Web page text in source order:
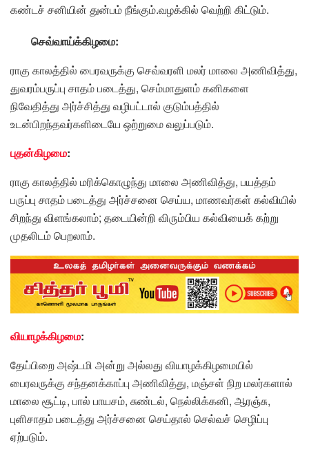
கண்டச் சனியின் துன்பம் நீங்கும்.வழக்கில் வெற்றி கிட்டும்.
செவ்வாய்க்கிழமை:
ராகு காலத்தில் பைரவருக்கு செவ்வரளி மலர் மாலை அணிவித்து,
துவரம்பருப்பு சாதம் படைத்து, செம்மாதுளம் கனிகளை
நிவேதித்து அர்ச்சித்து வழிபட்டால் குடும்பத்தில்
உடன்பிறந்தவர்களிடையே ஒற்றுமை வலுப்படும்.
புதன்கிழமை:
ராகு காலத்தில் மரிக்கொழுந்து மாலை அணிவித்து, பயத்தம்
பருப்பு சாதம் படைத்து அர்ச்சனை செய்ய, மாணவர்கள் கல்வியில்
சிறந்து விளங்கலாம்; தடையின்றி விரும்பிய கல்வியைக் கற்று
முதலிடம் பெறலாம்.
வியாழக்கிழமை:
தேய்பிறை அஷ்டமி அன்று அல்லது வியாழக்கிழமையில்
பைரவருக்கு சந்தனக்காப்பு அணிவித்து, மஞ்சள் நிற மலர்களால்
மாலை சூட்டி, பால் பாயசம், சுண்டல், நெல்லிக்கனி, ஆரஞ்சு,
புளிசாதம் படைத்து அர்ச்சனை செய்தால் செல்வச் செழிப்பு
ஏற்படும்.